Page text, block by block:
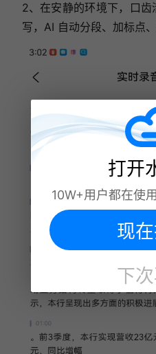
2、在安静的环境下，口
写，AI 自动分段、加标点
打开
10W+用户都在使
现
下